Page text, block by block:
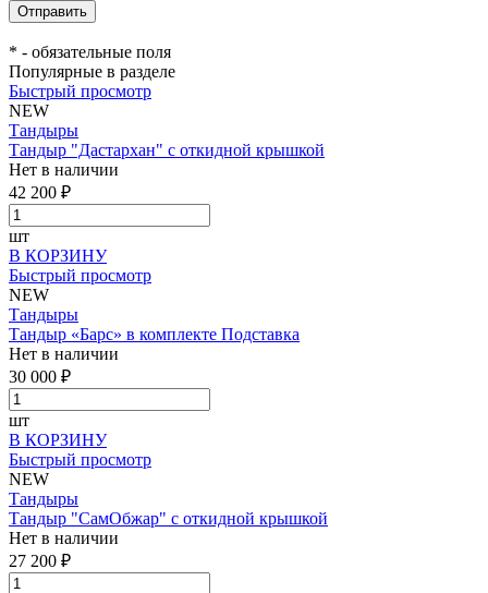
* - обязательные поля
Популярные в разделе
Быстрый просмотр
NEW
Тандыры
Тандыр "Дастархан" с откидной крышкой
Нет в наличии
42 200 ₽
шт
В КОРЗИНУ
Быстрый просмотр
NEW
Тандыры
Тандыр «Барс» в комплекте Подставка
Нет в наличии
30 000 ₽
шт
В КОРЗИНУ
Быстрый просмотр
NEW
Тандыры
Тандыр "СамОбжар" с откидной крышкой
Нет в наличии
27 200 ₽